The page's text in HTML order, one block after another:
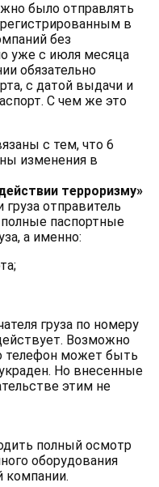
было отправлять
в
без
уже с июля месяца
обязательно
с датой выдачи и
С чем же это
с тем, что 6
изменения в
терроризму»
груза отправитель
паспортные
а именно:
груза по номеру
Возможно
телефон может быть
Но внесенные
этим не
полный осмотр
оборудования
компании.